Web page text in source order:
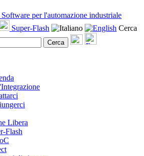
Software per l'automazione industriale
Super-Flash
Cerca
Cerca
Libera
Flash